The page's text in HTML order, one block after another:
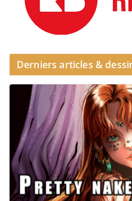
Derniers articles &